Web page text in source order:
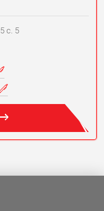
с. 5